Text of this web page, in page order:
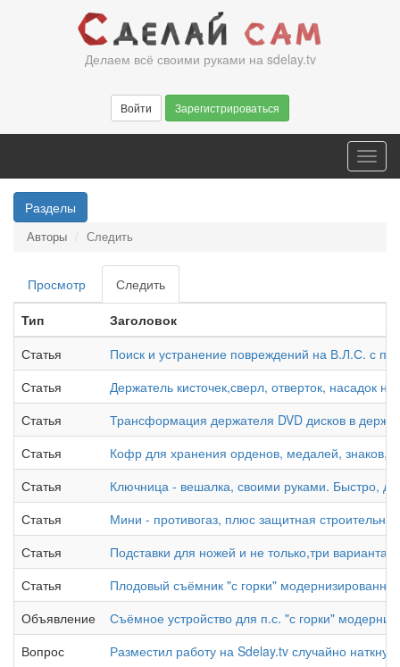
Делаем всё своими руками на sdelay.tv
Войти Зарегистрироваться
Разделы
Авторы Следить
Главные
вкладки
Просмотр Следить
вкладка)
Тип
Заголовок
Статья
Поиск и устранение повреждений на В.Л.С. с
Статья
Держатель кисточек,сверл, отверток, насадок
Статья
Трансформация держателя DVD дисков в
Статья
Кофр для хранения орденов, медалей,
Статья
Ключница - вешалка, своими руками. Быстро,
Статья
Мини - противогаз, плюс защитная
Статья
Подставки для ножей и не только,три варианта
Статья
Плодовый съёмник "с горки"
Объявление
Съёмное устройство для п.с. "с горки"
Вопрос
Разместил работу на Sdelay.tv случайно